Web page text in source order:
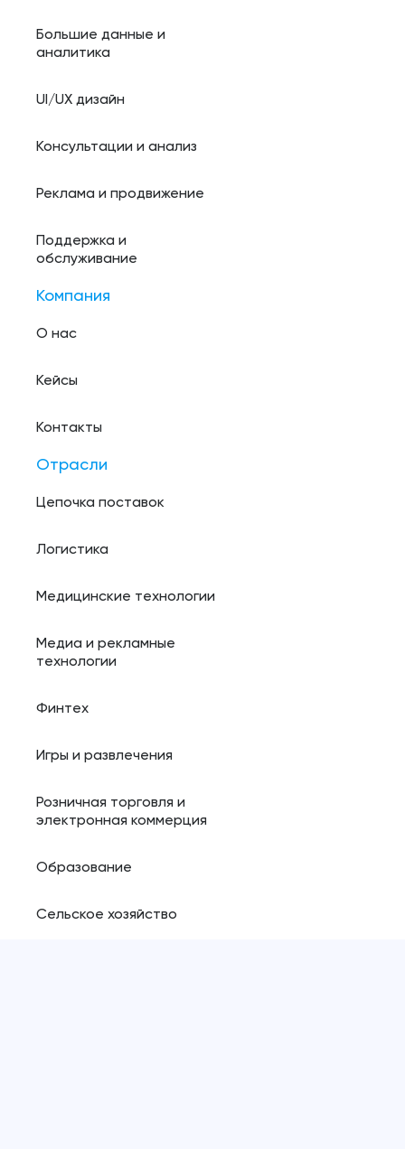
Большие данные и
аналитика
UI/UX дизайн
Консультации и анализ
Реклама и продвижение
Поддержка и
обслуживание
Компания
О нас
Кейсы
Контакты
Отрасли
Цепочка поставок
Логистика
Медицинские технологии
Медиа и рекламные
технологии
Финтех
Игры и развлечения
Розничная торговля и
электронная коммерция
Образование
Сельское хозяйство